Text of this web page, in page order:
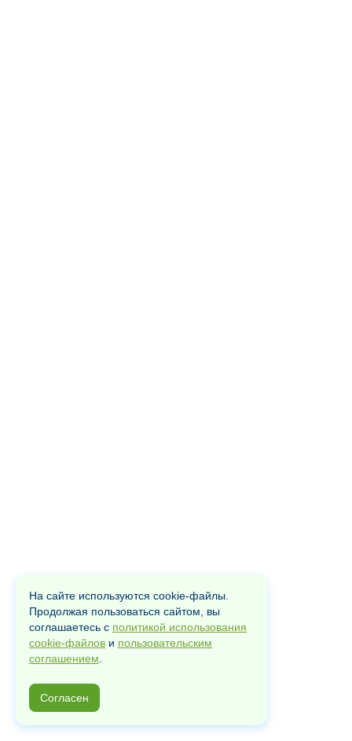
На сайте используются cookie-файлы.
Продолжая пользоваться сайтом, вы
соглашаетесь с политикой использования
cookie-файлов и пользовательским
соглашением
Согласен